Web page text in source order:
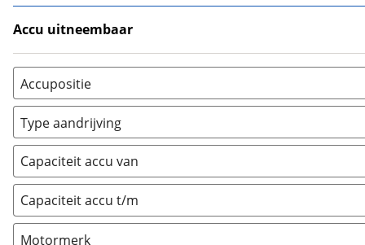
Accu uitneembaar
Nee, vast (0)
Accupositie
Bagagedrager (0)
Frame (0 )
Vloer (0
Achterbank (0)
Kofferbak (0)
Overig (0)
Type aandrijving
Achterwiel (0)
Trapas
Voorwiel
Capaciteit accu van
Capaciteit accu t/m
Motormerk